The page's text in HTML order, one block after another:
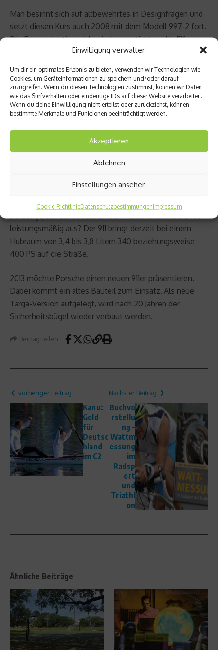
Einwilligung verwalten
Um dir ein optimales Erlebnis zu bieten, verwenden wir Technologien wie
Cookies, um Geräteinformationen zu speichern und/oder darauf
zuzugreifen. Wenn du diesen Technologien zustimmst, können wir Daten
wie das Surfverhalten oder eindeutige IDs auf dieser Website verarbeiten.
Wenn du deine Einwillligung nicht erteilst oder zurückziehst, können
bestimmte Merkmale und Funktionen beeinträchtigt werden.
Akzeptieren
Ablehnen
Einstellungen ansehen
Cookie-RichtlinieDatenschutzbestimmungenImpressum
Man besinnt sich auf altbewehrtes in Designfragen und
setzt diesen Kurs auch 2008 mit dem Modell 997-2 fort.
Die Form orientiert sich wieder verstärkt am Ur-Elfer.
Und vor allem unter der Motorhaube tut sich etwas:
durch ein 7-Gang-Doppelkupplungsgetriebe). Erstmals
bei einem 911er kommt die Direkteinspritzung zum
Einsatz.
wurde im Jahr 2011 gemacht. Der unter der internen
Bezeichnung 991 laufende aktuelle 911er hat 100mm mehr
Radstand bekommen und ist 56mm länger als der
Automatik sorgen für geringeren Verbrauch. Die
Außenspiegel sind nicht mehr an den Fensterdreiecken
leistungsmäßig aus? Der 911 bringt derzeit bei einem
Hubraum von 3,4 bis 3,8 Litern 340 beziehungsweise
400 PS auf die Straße.
2013 möchte Porsche einen neuen 911er präsentieren.
Dabei kommt ein altes Bauteil zum Einsatz. Als neue
Targa-Version aufgelegt, wird nach 20 Jahren der
Sicherheitsbügel wieder verbaut werden.
Beitrag teilen
vorheriger Beitrag
Kanu:
Gold
für
Deutsc
hland
im C2
Nächster Beitrag
Buchvo
rstellu
ng –
Wattm
essung
im
Radsp
ort
und
Triathl
on
Ähnliche Beiträge